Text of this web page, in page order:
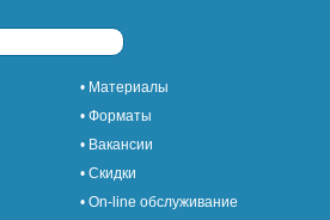
• Материалы
• Форматы
• Вакансии
• Скидки
• On-line обслуживание